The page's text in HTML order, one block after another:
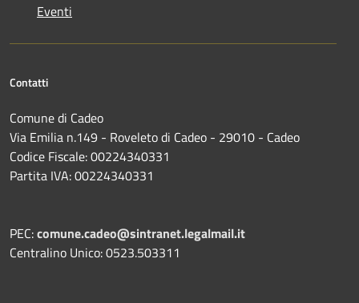
Eventi
Contatti
Comune di Cadeo
Via Emilia n.149 - Roveleto di Cadeo - 29010 - Cadeo
Codice Fiscale: 00224340331
Partita IVA: 00224340331
PEC:comune.cadeo@sintranet.legalmail.it
Centralino Unico: 0523.503311